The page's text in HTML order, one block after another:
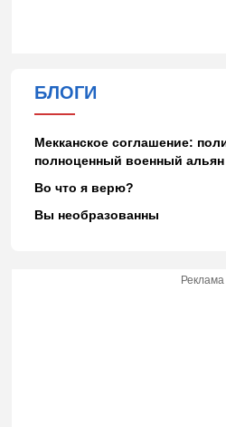
БЛОГИ
Мекканское соглашение:
полноценный военный альян
Во что я верю?
Вы необразованны
Реклама